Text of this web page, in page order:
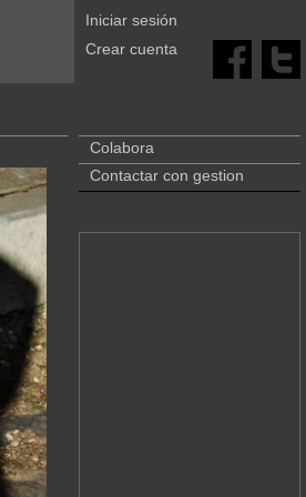
Iniciar sesión
Crear cuenta
Colabora
Contactar con gestion